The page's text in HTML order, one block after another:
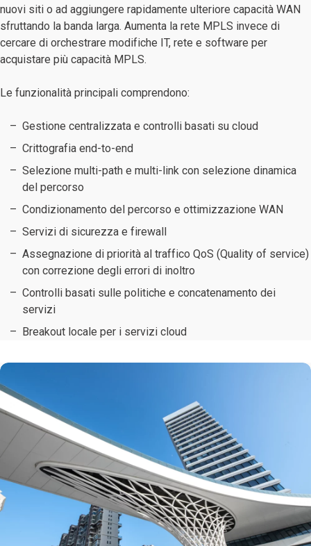
nuovi siti o ad aggiungere rapidamente ulteriore capacità WAN
sfruttando la banda larga. Aumenta la rete MPLS invece di
cercare di orchestrare modifiche IT, rete e software per
acquistare più capacità MPLS.
Le funzionalità principali comprendono:
Gestione centralizzata e controlli basati su cloud
Crittografia end-to-end
Selezione multi-path e multi-link con selezione dinamica
del percorso
Condizionamento del percorso e ottimizzazione WAN
Servizi di sicurezza e firewall
Assegnazione di priorità al traffico QoS (Quality of service)
con correzione degli errori di inoltro
Controlli basati sulle politiche e concatenamento dei
servizi
Breakout locale per i servizi cloud